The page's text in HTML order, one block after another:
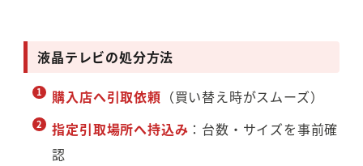
液晶テレビの処分方法
購入店へ引取依頼 （買い替え時がスムーズ）
指定引取場所へ持込み ：台数・サイズを事前確
認